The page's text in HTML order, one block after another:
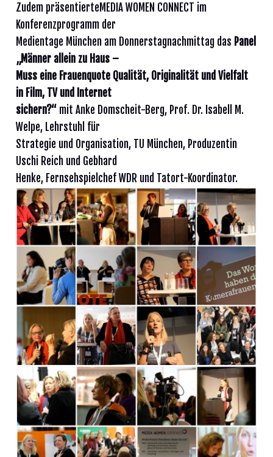
Zudem präsentierteMEDIA WOMEN CONNECT im
Konferenzprogramm der
Medientage München am Donnerstagnachmittag das Panel
„Männer allein zu Haus –
Muss eine Frauenquote Qualität, Originalität und Vielfalt
in Film, TV und Internet
sichern?“ mit Anke Domscheit-Berg, Prof. Dr. Isabell M.
Welpe, Lehrstuhl für
Strategie und Organisation, TU München, Produzentin
Uschi Reich und Gebhard
Henke, Fernsehspielchef WDR und Tatort-Koordinator.